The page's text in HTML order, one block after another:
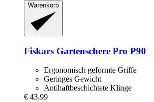
Warenkorb
Fiskars Gartenschere Pro P90
Ergonomisch geformte Griffe
Geringes Gewicht
Antihaftbeschichtete Klinge
€ 43,99